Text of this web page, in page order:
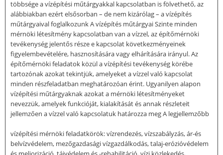
többsége a vízépítési műtárgyakkal kapcsolatban is fölvethető, az
alábbiakban ezért elsősorban – de nem kizárólag – a vízépítés
műtárgyaival foglalkozunk A vízépítés műtárgyai Szinte minden
mérnöki létesítmény kapcsolatban van a vízzel, az építőmérnöki
tevékenység jelentős része e kapcsolat következményeinek
figyelembevételére, hasznosítására vagy elhárítására irányul. Az
építőmérnöki feladatok közül a vízépítési tevékenység körébe
tartozónak azokat tekintjük, amelyeket a vízzel való kapcsolat
minden részfeladatban meghatározóan érint. Ugyanilyen alapon
vízépítési műtárgyaknak azokat a mérnöki létesítményeket
nevezzük, amelyek funkcióját, kialakítását és annak részleteit
jellemzően a vízzel való kapcsolatuk határozza meg A legjellemzőbb
vízépítési mérnöki feladatkörök: vízrendezés, vízszabályzás, ár-és
belvízvédelem, mezőgazdasági vízgazdálkodás, talaj-erózióvédelem